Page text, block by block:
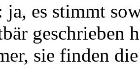
es stimmt
geschrieben
sie finden